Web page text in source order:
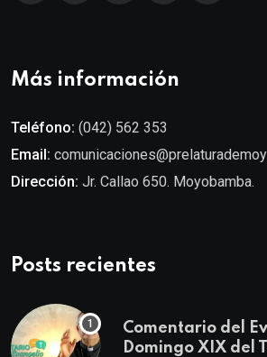
Más información
Teléfono: (042) 562 353
Email:
Dirección: Jr. Callao 650. Moyobamba.
Posts recientes
Comentario del
Domingo XIX del